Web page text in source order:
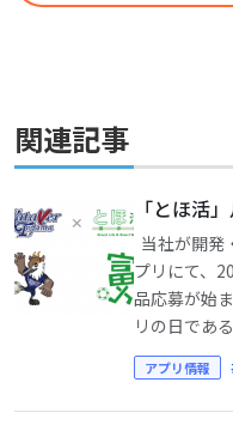
関連記事
「とほ活
当社が開発
プリにて、
品応募が始
リの日であ
アプリ情報